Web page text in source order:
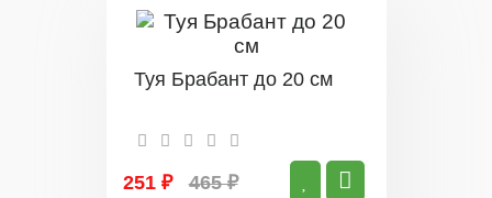
Туя Брабант до 20 см
251 ₽ 465 ₽